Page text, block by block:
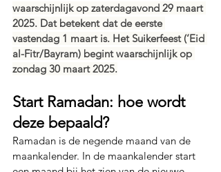
waarschijnlijk op zaterdagavond 29 maart
2025. Dat betekent dat de eerste
vastendag 1 maart is. Het Suikerfeest (‘Eid
al-Fitr/Bayram) begint waarschijnlijk op
zondag 30 maart 2025.
Start Ramadan: hoe wordt
deze bepaald?
Ramadan is de negende maand van de
maankalender. In de maankalender start